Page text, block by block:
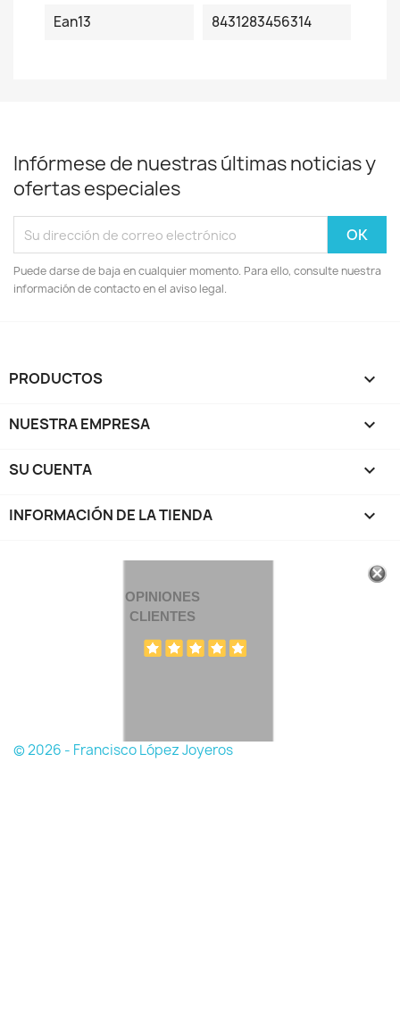
Ean13
8431283456314
Infórmese de nuestras últimas noticias y
ofertas especiales
Puede darse de baja en cualquier momento. Para ello, consulte nuestra
información de contacto en el aviso legal.
PRODUCTOS 
NUESTRA EMPRESA 
SU CUENTA 
INFORMACIÓN DE LA TIENDA keyboard_arrow_down
OPINIONES
CLIENTES
© 2026 - Francisco López Joyeros